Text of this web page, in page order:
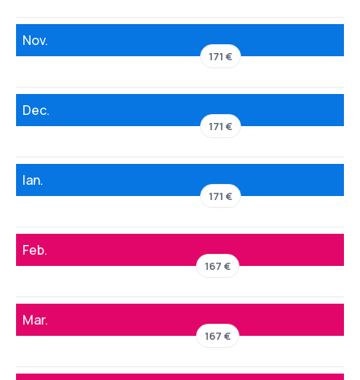
Nov.
171 €
Dec.
171 €
Ian.
171 €
Feb.
167 €
Mar.
167 €